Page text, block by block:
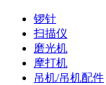
锣针
扫描仪
磨光机
摩打机
吊机/吊机配件